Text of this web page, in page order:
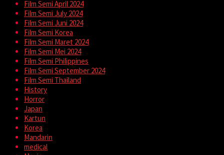
Film Semi April 2024
Film Semi July 2024
Film Semi Juni 2024
Film Semi Korea
Film Semi Maret 2024
Film Semi Mei 2024
Film Semi Philippines
Film Semi September 2024
Film Semi Thailand
History
Horror
Japan
Kartun
Korea
Mandarin
medical